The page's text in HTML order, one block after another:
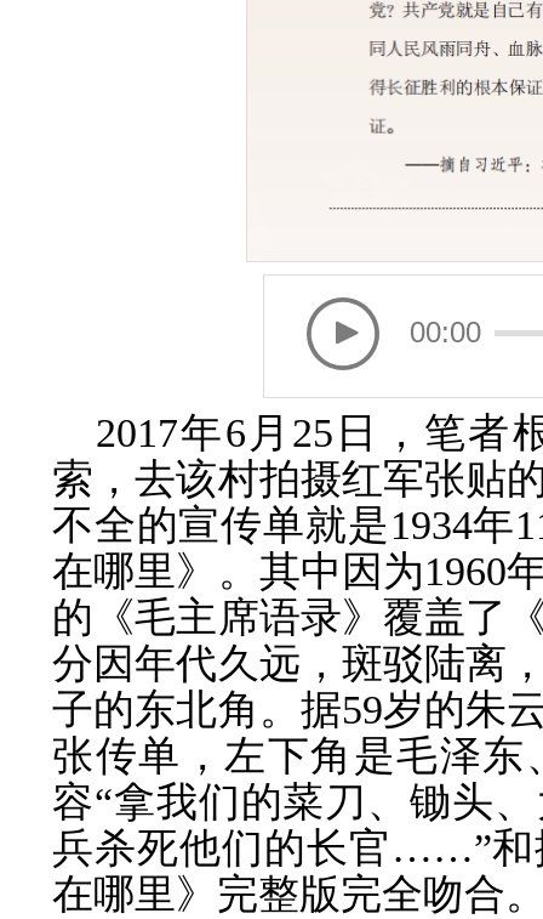
00:00
2017年6月25日，笔者
索，去该村拍摄红军张贴
不全的宣传单就是1934年
在哪里》。其中因为1960
的《毛主席语录》覆盖了
分因年代久远，斑驳陆离
子的东北角。据59岁的朱
张传单，左下角是毛泽
容“拿我们的菜刀、锄头
兵杀死他们的长官……”和
在哪里》完整版完全吻合